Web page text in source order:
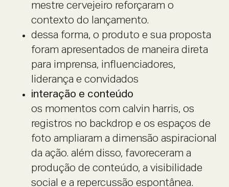
mestre cervejeiro reforçaram o
contexto do lançamento.
dessa forma, o produto e sua proposta
foram apresentados de maneira direta
para imprensa, influenciadores,
liderança e convidados
interação e conteúdo
os momentos com calvin harris, os
registros no backdrop e os espaços de
foto ampliaram a dimensão aspiracional
da ação. além disso, favoreceram a
produção de conteúdo, a visibilidade
social e a repercussão espontânea.